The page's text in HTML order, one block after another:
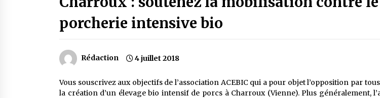
porcherie intensive bio
Rédaction 4 juillet 2018
Vous souscrivez aux objectifs de l’association ACEBIC qui a pour objet l’opposition par
la création d’un élevage bio intensif de porcs à Charroux (Vienne). Plus généralement,